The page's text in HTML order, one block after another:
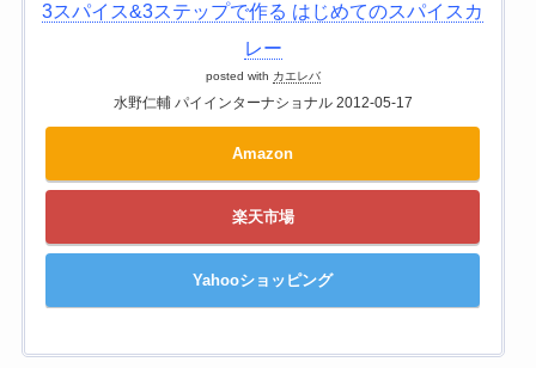
3スパイス&3ステップで作る はじめてのスパイスカ
レー
posted with カエレバ
水野仁輔 パイインターナショナル 2012-05-17
Amazon
楽天市場
Yahooショッピング